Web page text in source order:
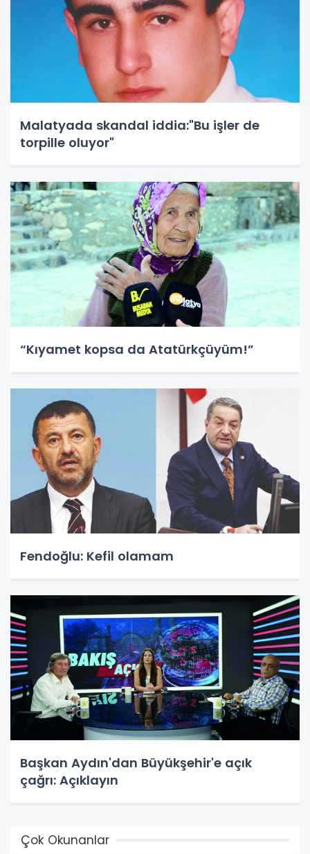
Malatyada skandal iddia:"Bu işler de
torpille oluyor"
“Kıyamet kopsa da Atatürkçüyüm!”
Fendoğlu: Kefil olamam
Başkan Aydın'dan Büyükşehir'e açık
çağrı: Açıklayın
Çok Okunanlar